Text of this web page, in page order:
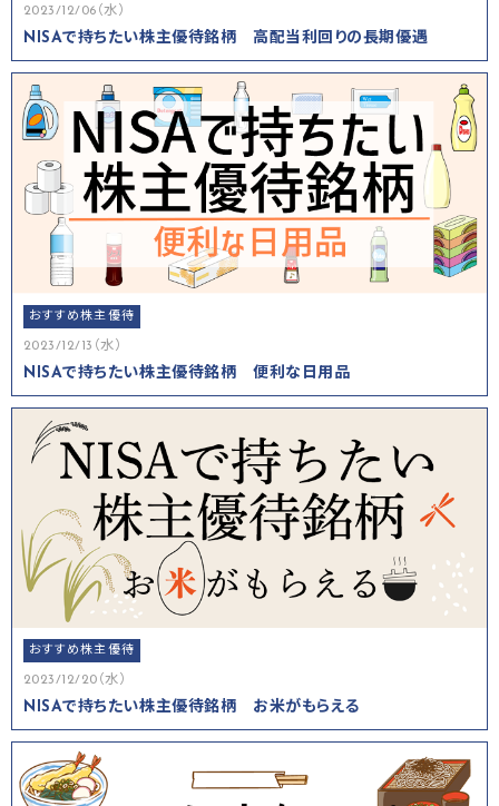
2023/12/06（水）
NISAで持ちたい株主優待銘柄 高配当利回りの長期優遇
おすすめ株主優待
2023/12/13（水）
NISAで持ちたい株主優待銘柄 便利な日用品
おすすめ株主優待
2023/12/20（水）
NISAで持ちたい株主優待銘柄 お米がもらえる